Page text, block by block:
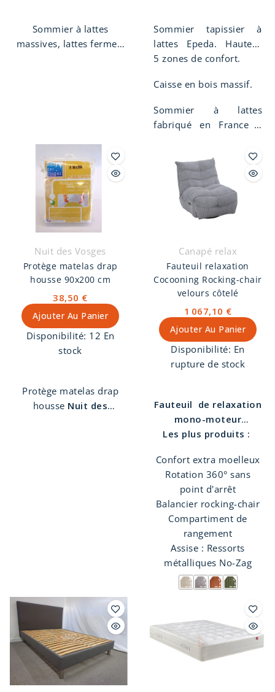
Sommier à lattes
massives, lattes fermes,
Sommier tapissier à
lattes Epeda. Hauteur
de 18 cm, suspension
confort moelleux.
5 zones de confort.
Caisse en bois massif.
Sommier à lattes
fabriqué en France à
Nuit des Vosges
Protège matelas drap
housse 90x200 cm
38,50 €
Ajouter Au Panier
Disponibilité: 12 En
stock
Protège matelas drap
housse Nuit des
Canapé relax
Fauteuil relaxation
Cocooning Rocking-chair
velours côtelé
1 067,10 €
Ajouter Au Panier
Disponibilité: En
rupture de stock
Fauteuil de relaxation
mono-moteur
rocking-chair
360°, un véritable bijou
de design alliant
confort et praticité.
Avec sa silhouette
moderne et ses lignes
épurées, ce fauteuil
s’intègre parfaitement
dans tous les intérieurs,
qu’il s’agisse d’un salon,
d’une chambre. Le
fauteuil Cocooning
offre également une
expérience de
Les plus produits :
Confort extra moelleux
Rotation 360° sans
point d'arrêt
Balancier rocking-chair
Compartiment de
rangement
Assise : Ressorts
métalliques No-Zag